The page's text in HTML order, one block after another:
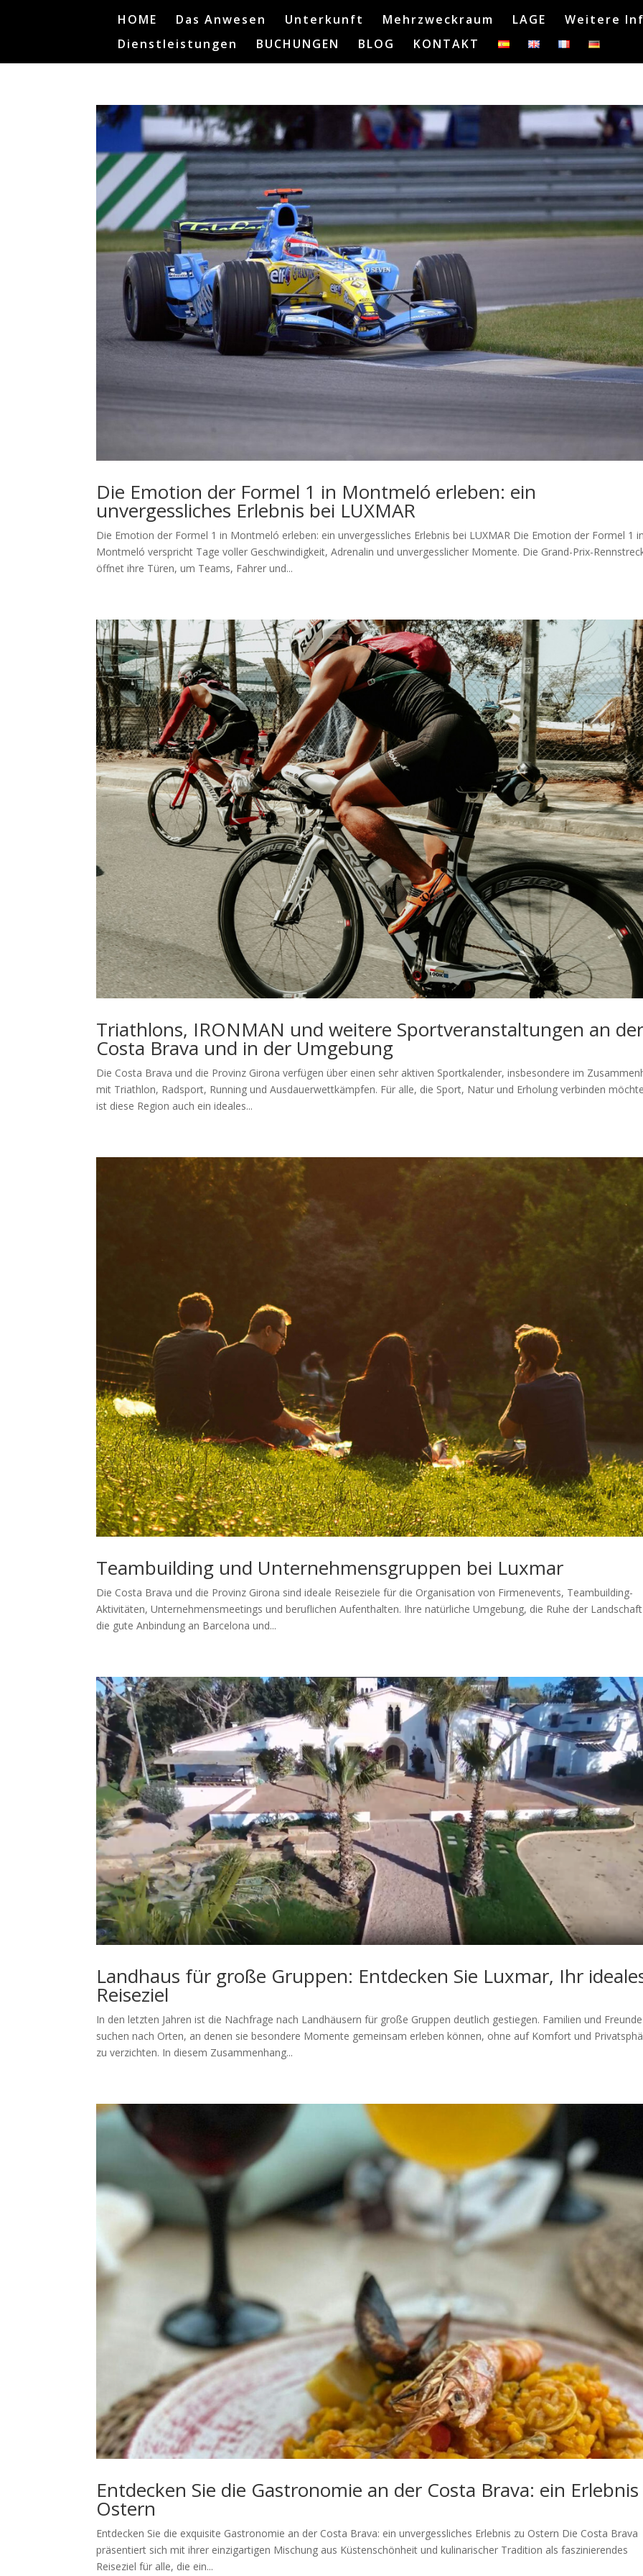
HOME Das Anwesen Unterkunft Mehrzweckraum LAGE
Weitere
Dienstleistungen
BUCHUNGEN BLOG KONTAKT
Die Emotion der Formel 1 in Montmeló erleben: ein
unvergessliches Erlebnis bei LUXMAR
Die Emotion der Formel 1 in Montmeló erleben: ein unvergessliches Erlebnis bei LUXMAR Die Emotion der Formel 1
Montmeló verspricht Tage voller Geschwindigkeit, Adrenalin und unvergesslicher Momente. Die Grand-Prix-
öffnet ihre Türen, um Teams, Fahrer und...
Triathlons, IRONMAN und weitere Sportveranstaltungen an
Costa Brava und in der Umgebung
Die Costa Brava und die Provinz Girona verfügen über einen sehr aktiven Sportkalender, insbesondere im
mit Triathlon, Radsport, Running und Ausdauerwettkämpfen. Für alle, die Sport, Natur und Erholung verbinden
ist diese Region auch ein ideales...
Teambuilding und Unternehmensgruppen bei Luxmar
Die Costa Brava und die Provinz Girona sind ideale Reiseziele für die Organisation von Firmenevents, Teambuilding-
Aktivitäten, Unternehmensmeetings und beruflichen Aufenthalten. Ihre natürliche Umgebung, die Ruhe der
die gute Anbindung an Barcelona und...
Landhaus für große Gruppen: Entdecken Sie Luxmar, Ihr
Reiseziel
In den letzten Jahren ist die Nachfrage nach Landhäusern für große Gruppen deutlich gestiegen. Familien und Freunde
suchen nach Orten, an denen sie besondere Momente gemeinsam erleben können, ohne auf Komfort und
zu verzichten. In diesem Zusammenhang...
Entdecken Sie die Gastronomie an der Costa Brava: ein
Ostern
Entdecken Sie die exquisite Gastronomie an der Costa Brava: ein unvergessliches Erlebnis zu Ostern Die Costa Brava
präsentiert sich mit ihrer einzigartigen Mischung aus Küstenschönheit und kulinarischer Tradition als faszinierendes
Reiseziel für alle, die ein...